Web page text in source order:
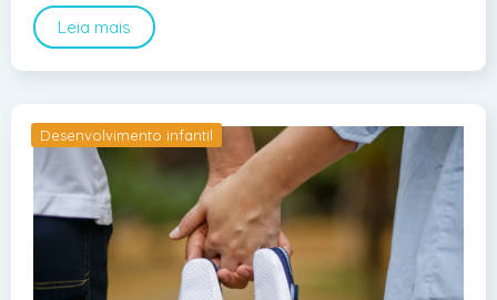
Leia mais
Desenvolvimento infantil